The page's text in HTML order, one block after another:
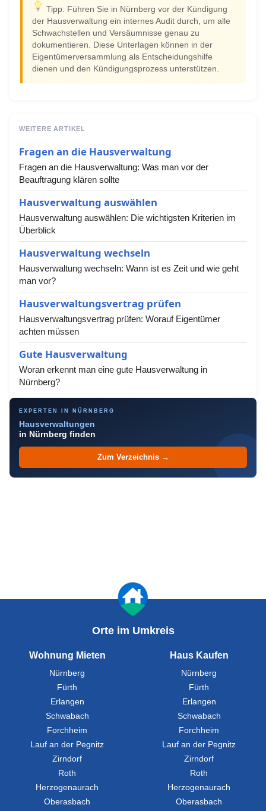
Tipp: Führen Sie in Nürnberg vor der Kündigung
der Hausverwaltung ein internes Audit durch, um alle
Schwachstellen und Versäumnisse genau zu
dokumentieren. Diese Unterlagen können in der
Eigentümerversammlung als Entscheidungshilfe
dienen und den Kündigungsprozess unterstützen.
WEITERE ARTIKEL
Fragen an die Hausverwaltung
Fragen an die Hausverwaltung: Was man vor der
Beauftragung klären sollte
Hausverwaltung auswählen
Hausverwaltung auswählen: Die wichtigsten Kriterien im
Überblick
Hausverwaltung wechseln
Hausverwaltung wechseln: Wann ist es Zeit und wie geht
man vor?
Hausverwaltungsvertrag prüfen
Hausverwaltungsvertrag prüfen: Worauf Eigentümer
achten müssen
Gute Hausverwaltung
Woran erkennt man eine gute Hausverwaltung in
Nürnberg?
EXPERTEN IN NÜRNBERG
Hausverwaltungen
in Nürnberg finden
Zum Verzeichnis →
Orte im Umkreis
Wohnung Mieten
Nürnberg
Fürth
Erlangen
Schwabach
Forchheim
Lauf an der Pegnitz
Zirndorf
Roth
Herzogenaurach
Oberasbach
Haus Kaufen
Nürnberg
Fürth
Erlangen
Schwabach
Forchheim
Lauf an der Pegnitz
Zirndorf
Roth
Herzogenaurach
Oberasbach